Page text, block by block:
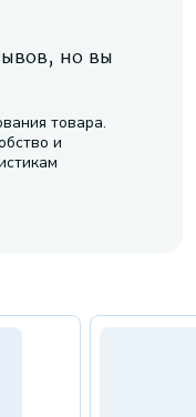
но вы
товара.
и